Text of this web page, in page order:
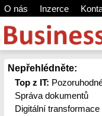
O nás Inzerce
Nepřehlédněte:
Top z IT:
Správa dokumentů
Digitální transformace